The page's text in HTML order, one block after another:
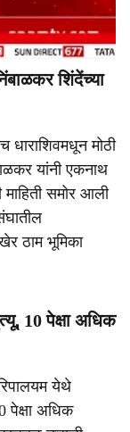
शिंदेंच्या
मोठी
यांनी एकनाथ
माहिती समोर आली
ठाम भूमिका
10 पेक्षा अधिक
येथे
पेक्षा अधिक